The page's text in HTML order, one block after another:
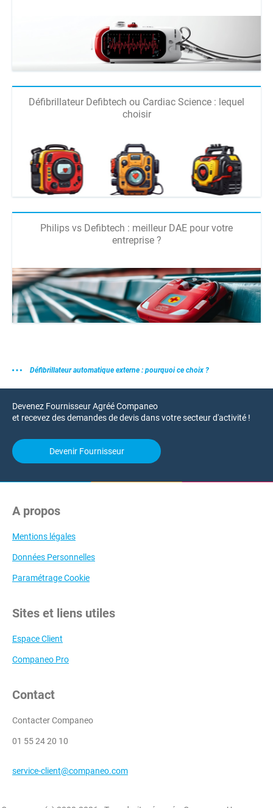
Défibrillateur Defibtech ou Cardiac Science : lequel
choisir
Philips vs Defibtech : meilleur DAE pour votre
entreprise ?
Défibrillateur automatique externe : pourquoi ce choix ?
Devenez Fournisseur Agréé Companeo
et recevez des demandes de devis dans votre secteur d'activité !
Devenir Fournisseur
A propos
Mentions légales
Données Personnelles
Paramétrage Cookie
Sites et liens utiles
Espace Client
Companeo Pro
Contact
Contacter Companeo
01 55 24 20 10
service-client@companeo.com